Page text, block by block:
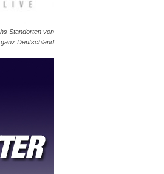
Standorten von
Deutschland